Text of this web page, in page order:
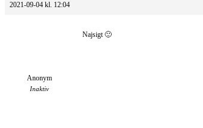
2021-09-04 kl. 12:04
Anonym
Inaktiv
Najsigt 🙂